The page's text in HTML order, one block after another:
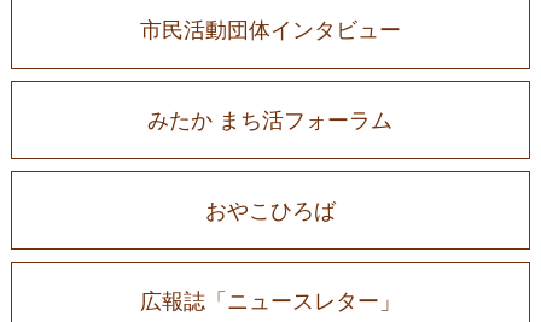
市民活動団体インタビュー
みたか まち活フォーラム
おやこひろば
広報誌「ニュースレター」